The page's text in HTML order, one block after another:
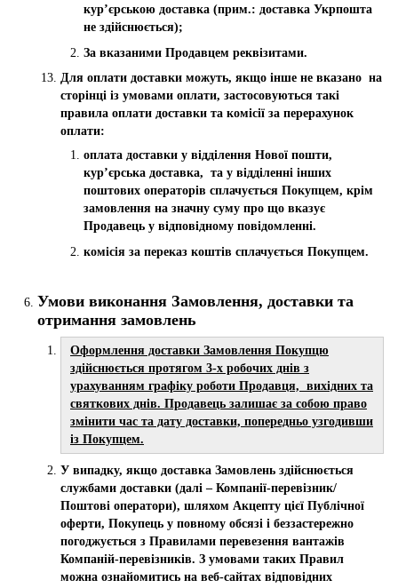
кур’єрською доставка (прим.: доставка Укрпошта
не здійснюється);
За вказаними Продавцем реквізитами.
Для оплати доставки можуть, якщо інше не вказано на
сторінці із умовами оплати, застосовуються такі
правила оплати доставки та комісії за перерахунок
оплати:
оплата доставки у відділення Нової пошти,
кур’єрська доставка, та у відділенні інших
поштових операторів сплачується Покупцем, крім
замовлення на значну суму про що вказує
Продавець у відповідному повідомленні.
комісія за переказ коштів сплачується Покупцем.
Умови виконання Замовлення, доставки та
отримання замовлень
Оформлення доставки Замовлення Покупцю
здійснюється протягом 3-х робочих днів з
урахуванням графіку роботи Продавця, вихідних та
святкових днів. Продавець залишає за собою право
змінити час та дату доставки, попередньо узгодивши
із Покупцем.
У випадку, якщо доставка Замовлень здійснюється
службами доставки (далі – Компанії-перевізник/
Поштові оператори), шляхом Акцепту цієї Публічної
оферти, Покупець у повному обсязі і беззастережно
погоджується з Правилами перевезення вантажів
Компаній-перевізників. З умовами таких Правил
можна ознайомитись на веб-сайтах відповідних